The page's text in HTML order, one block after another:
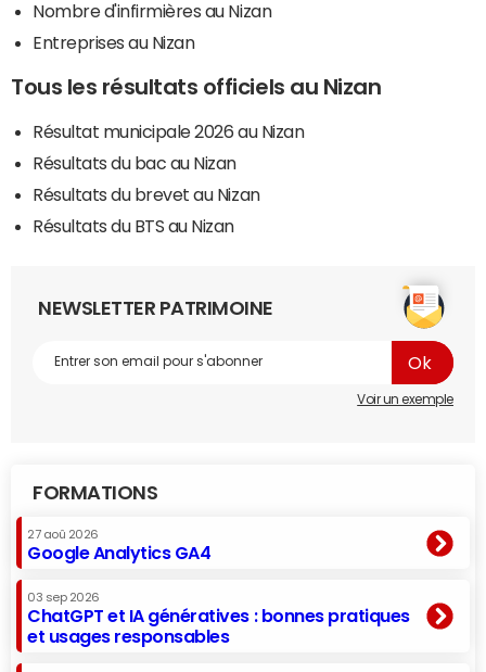
Nombre d'infirmières au Nizan
Entreprises au Nizan
Tous les résultats officiels au Nizan
Résultat municipale 2026 au Nizan
Résultats du bac au Nizan
Résultats du brevet au Nizan
Résultats du BTS au Nizan
NEWSLETTER PATRIMOINE
Voir un exemple
FORMATIONS
27 aoû 2026
Google Analytics GA4
03 sep 2026
ChatGPT et IA génératives : bonnes pratiques
et usages responsables